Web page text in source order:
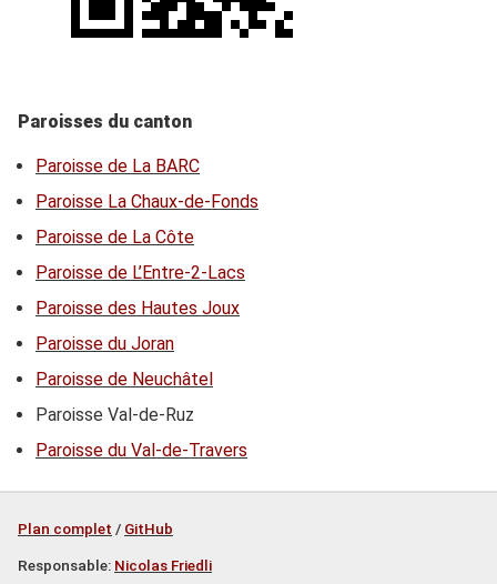
Paroisses du canton
Paroisse de La BARC
Paroisse La Chaux-de-Fonds
Paroisse de La Côte
Paroisse de L’Entre-2-Lacs
Paroisse des Hautes Joux
Paroisse du Joran
Paroisse de Neuchâtel
Paroisse Val-de-Ruz
Paroisse du Val-de-Travers
Plan complet / GitHub
Responsable: Nicolas Friedli